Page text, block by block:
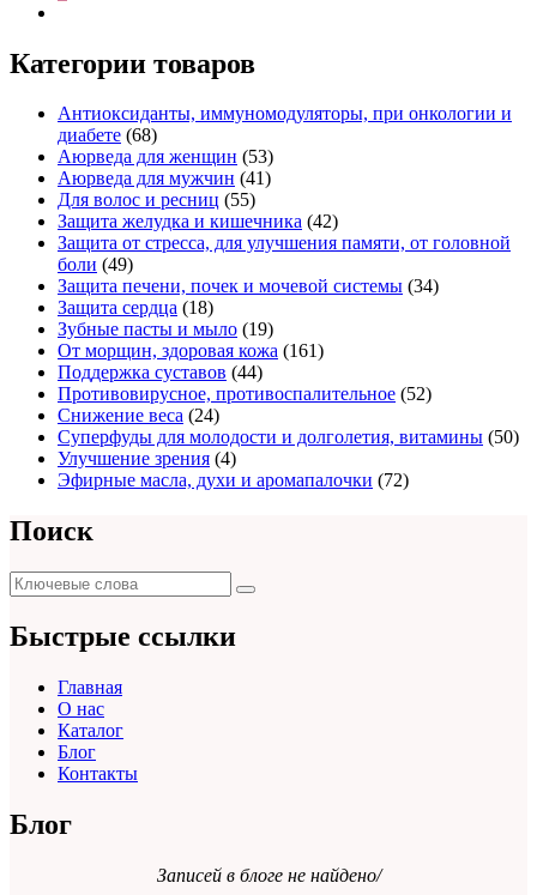
Категории товаров
Антиоксиданты, иммуномодуляторы, при онкологии и
диабете (68)
Аюрведа для женщин (53)
Аюрведа для мужчин (41)
Для волос и ресниц (55)
Защита желудка и кишечника (42)
Защита от стресса, для улучшения памяти, от головной
боли (49)
Защита печени, почек и мочевой системы (34)
Защита сердца (18)
Зубные пасты и мыло (19)
От морщин, здоровая кожа (161)
Поддержка суставов (44)
Противовирусное, противоспалительное (52)
Снижение веса (24)
Суперфуды для молодости и долголетия, витамины (50)
Улучшение зрения (4)
Эфирные масла, духи и аромапалочки (72)
Поиск
Поиск
для:
Поиск
Быстрые ссылки
Главная
О нас
Каталог
Блог
Контакты
Блог
Записей в блоге не найдено/